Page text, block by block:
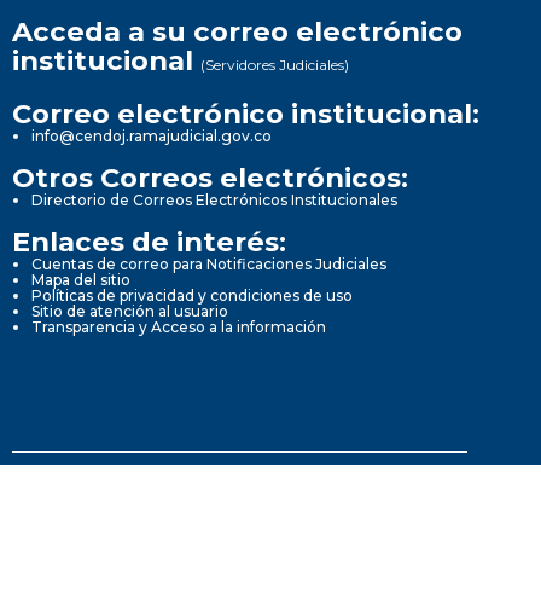
Acceda a su correo electrónico
institucional (Servidores Judiciales)
Correo electrónico institucional:
info@cendoj.ramajudicial.gov.co
Otros Correos electrónicos:
Directorio de Correos Electrónicos Institucionales
Enlaces de interés:
Cuentas de correo para Notificaciones Judiciales
Mapa del sitio
Políticas de privacidad y condiciones de uso
Sitio de atención al usuario
Transparencia y Acceso a la información